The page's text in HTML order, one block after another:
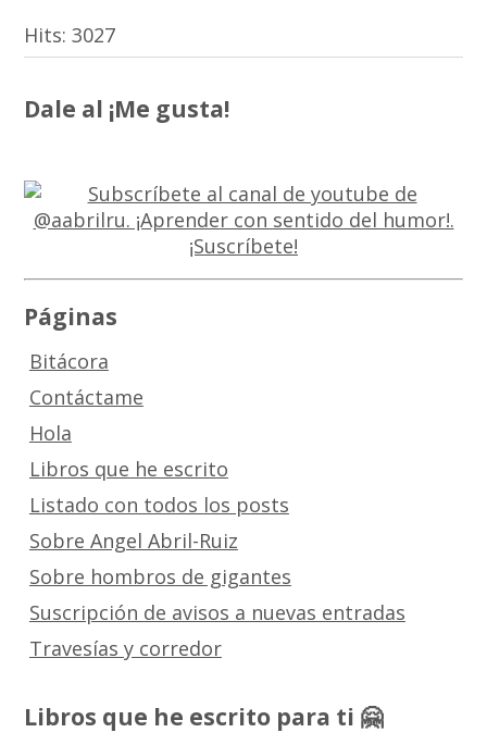
Hits: 3027
Dale al ¡Me gusta!
Páginas
Bitácora
Contáctame
Hola
Libros que he escrito
Listado con todos los posts
Sobre Angel Abril-Ruiz
Sobre hombros de gigantes
Suscripción de avisos a nuevas entradas
Travesías y corredor
Libros que he escrito para ti 🤗